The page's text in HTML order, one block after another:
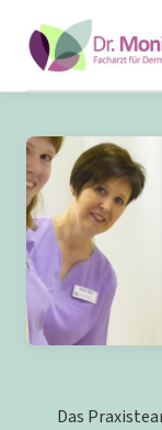
LEISTUNGEN
TEAM
Das